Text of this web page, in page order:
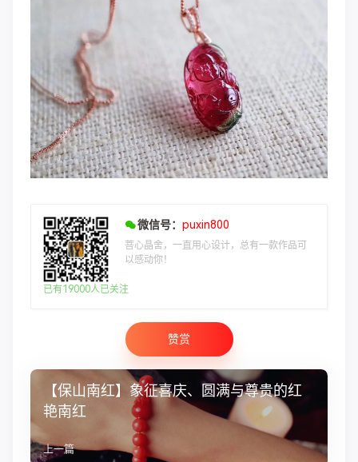
微信号： puxin800
菩心晶舍，一直用心设计，总有一款作品可
以感动你！
已有19000人已关注
赞赏
【保山南红】象征喜庆、圆满与尊贵的红
艳南红
上一篇